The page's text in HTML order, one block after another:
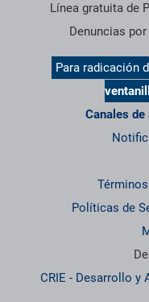
Línea gratuita de
Denuncias
Para radicación
Canales
Políticas de
CRIE - Desarrollo y